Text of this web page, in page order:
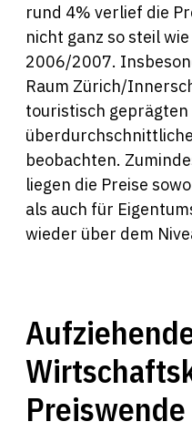
rund 4% verlief die
nicht ganz so steil
2006/2007.
Raum Zürich/
touristisch geprägten
beobachten.
liegen die Preise
als auch für
wieder über dem